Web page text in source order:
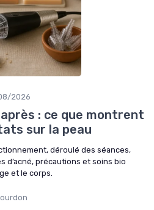
2026
: ce que montrent
sur la peau
déroulé des séances,
d’acné, précautions et soins bio
et le corps.